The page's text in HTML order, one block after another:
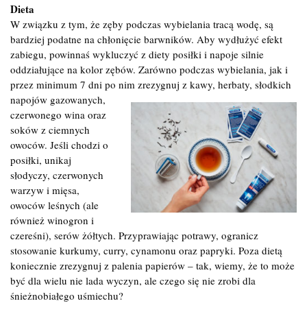
Dieta
W związku z tym, że zęby podczas wybielania tracą wodę, są
bardziej podatne na chłonięcie barwników. Aby wydłużyć efekt
zabiegu, powinnaś wykluczyć z diety posiłki i napoje silnie
oddziałujące na kolor zębów. Zarówno podczas wybielania, jak i
przez minimum 7 dni po nim zrezygnuj z kawy, herbaty, słodkich
napojów gazowanych,
czerwonego wina oraz
soków z ciemnych
owoców. Jeśli chodzi o
posiłki, unikaj
słodyczy, czerwonych
warzyw i mięsa,
owoców leśnych (ale
również winogron i
czereśni), serów żółtych. Przyprawiając potrawy, ogranicz
stosowanie kurkumy, curry, cynamonu oraz papryki. Poza dietą
koniecznie zrezygnuj z palenia papierów – tak, wiemy, że to może
być dla wielu nie lada wyczyn, ale czego się nie zrobi dla
śnieżnobiałego uśmiechu?